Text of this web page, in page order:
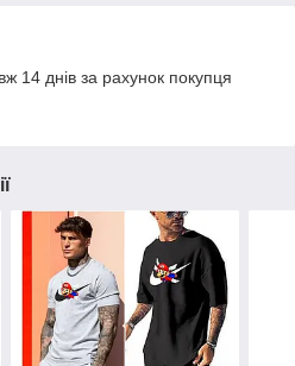
14 днів за рахунок покупця